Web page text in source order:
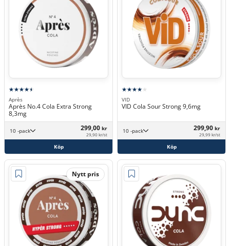
Après
Après No.4 Cola Extra Strong
8,3mg
10 -pack 299,00 kr
29,90 kr/st
Köp
VID
VID Cola Sour Strong 9,6mg
10 -pack 299,90 kr
29,99 kr/st
Köp
Nytt pris